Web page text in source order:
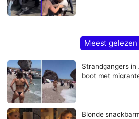
Meest gelezen
Strandgangers in
boot met
Blonde